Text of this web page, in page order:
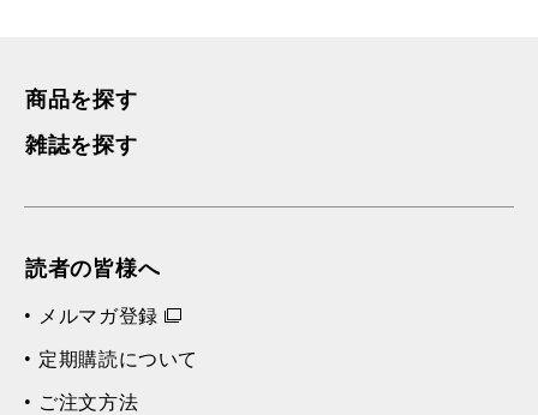
商品を探す
雑誌を探す
読者の皆様へ
メルマガ登録
定期購読について
ご注文方法